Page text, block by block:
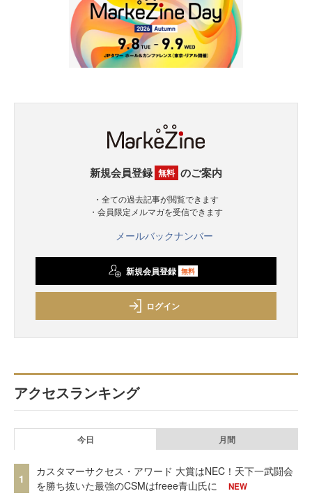
新規会員登録 無料 のご案内
・全ての過去記事が閲覧できます
・会員限定メルマガを受信できます
メールバックナンバー
新規会員登録 無料
ログイン
アクセスランキング
今日 月間
1
カスタマーサクセス・アワード 大賞はNEC！天下一武闘会
を勝ち抜いた最強のCSMはfreee青山氏に
NEW